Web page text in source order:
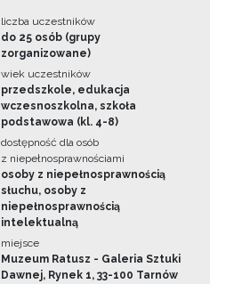
liczba uczestników
do 25 osób (grupy
zorganizowane)
wiek uczestników
przedszkole, edukacja
wczesnoszkolna, szkoła
podstawowa (kl. 4-8)
dostępność dla osób
z niepełnosprawnościami
osoby z niepełnosprawnością
słuchu, osoby z
niepełnosprawnością
intelektualną
miejsce
Muzeum Ratusz - Galeria Sztuki
Dawnej, Rynek 1, 33-100 Tarnów